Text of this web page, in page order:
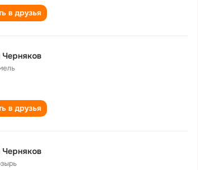
в друзья
в друзья